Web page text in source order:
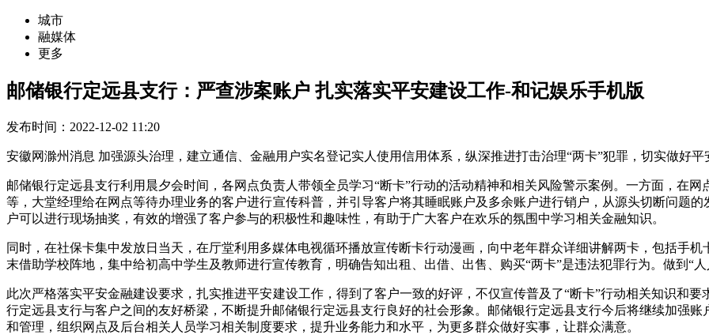
城市
融媒体
更多
邮储银行定远县支行：严查涉案账户 扎实落实平安建设工作-和记娱乐手机版
发布时间：2022-12-02 11:20
安徽网滁州消息 加强源头治理，建立通信、金融用户实名登记实人使用信用体系，纵深推进打击治理“两卡”犯罪，切实做好
邮储银行定远县支行利用晨夕会时间，各网点负责人带领全员学习“断卡”行动的活动精神和相关风险警示案例。一方面，在
等，大堂经理给在网点等待办理业务的客户进行宣传科普，并引导客户将其睡眠账户及多余账户进行销户，从源头切断问题
户可以进行现场抽奖，有效的增强了客户参与的积极性和趣味性，有助于广大客户在欢乐的氛围中学习相关金融知识。
同时，在社保卡集中发放日当天，在厅堂利用多媒体电视循环播放宣传断卡行动漫画，向中老年群众详细讲解两卡，包括手
末借助学校阵地，集中给初高中学生及教师进行宣传教育，明确告知出租、出借、出售、购买“两卡”是违法犯罪行为。做到“
此次严格落实平安金融建设要求，扎实推进平安建设工作，得到了客户一致的好评，不仅宣传普及了“断卡”行动相关知识和
行定远县支行与客户之间的友好桥梁，不断提升邮储银行定远县支行良好的社会形象。邮储银行定远县支行今后将继续加强
和管理，组织网点及后台相关人员学习相关制度要求，提升业务能力和水平，为更多群众做好实事，让群众满意。